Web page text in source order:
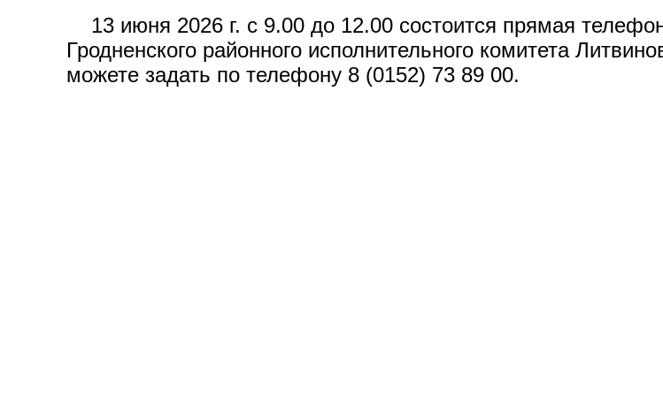
13 июня 2026 г. с 9.00 до 12.00 состоится прямая
Гродненского районного исполнительного комитета
можете задать по телефону 8 (0152) 73 89 00.